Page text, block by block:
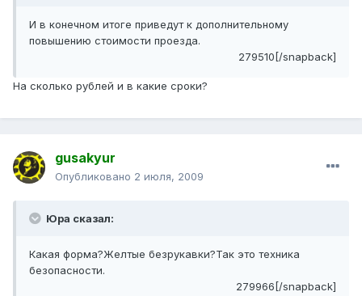
И в конечном итоге приведут к дополнительному
повышению стоимости проезда.
279510[/snapback]
На сколько рублей и в какие сроки?
gusakyur
Опубликовано 2 июля, 2009
Юра сказал:
Какая форма?Желтые безрукавки?Так это техника
безопасности.
279966[/snapback]